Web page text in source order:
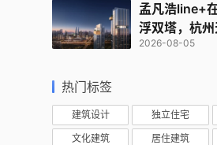
孟凡浩line+
浮双塔，杭
团总部
2026-08-05
热门标签
建筑设计 独立住宅
文化建筑 居住建筑